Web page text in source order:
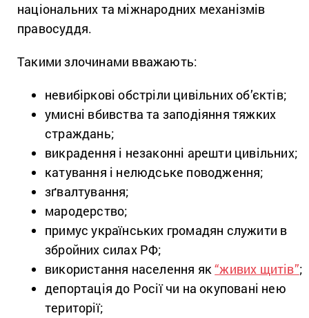
національних та міжнародних механізмів
правосуддя.
Такими злочинами вважають:
невибіркові обстріли цивільних об’єктів;
умисні вбивства та заподіяння тяжких
страждань;
викрадення і незаконні арешти цивільних;
катування і нелюдське поводження;
зґвалтування;
мародерство;
примус українських громадян служити в
збройних силах РФ;
використання населення як“живих щитів”;
депортація до Росії чи на окуповані нею
території;